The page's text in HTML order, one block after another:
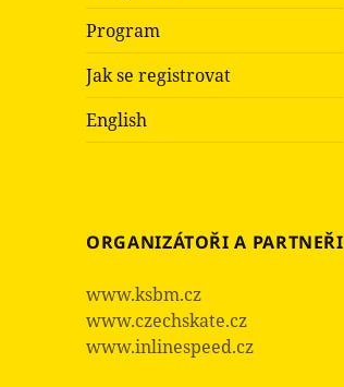
Program
Jak se registrovat
English
ORGANIZÁTOŘI A PARTNEŘI
www.ksbm.cz
www.czechskate.cz
www.inlinespeed.cz